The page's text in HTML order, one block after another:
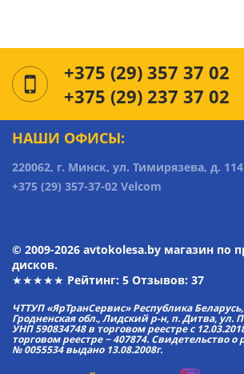
+375 (29) 357 37 02
+375 (29) 237 37 02
НАШИ ОФИСЫ:
220062, г. Минск, ул. Тимирязева, д. 114
+375 (29) 357-37-02 Velcom
© 2009-2026 avtokolesa.by магазин по
дисков.
★★★★★ Рейтинг: 5 Отзывов: 37
ЧТТУП «ЯрТранСервис» Республика Беларусь,
Гродненская обл., Лидский р-н, п. Дитва, ул.
УНП 590834748 в торговом реестре с
торговом реестре − 407874. Свидетельство о
№ 0055534 выдано 13.08.2008г.